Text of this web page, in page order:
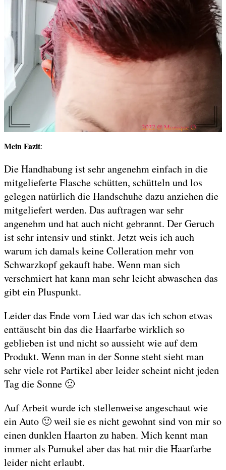
Mein Fazit:
Die Handhabung ist sehr angenehm einfach in die
mitgelieferte Flasche schütten, schütteln und los
gelegen natürlich die Handschuhe dazu anziehen die
mitgeliefert werden. Das auftragen war sehr
angenehm und hat auch nicht gebrannt. Der Geruch
ist sehr intensiv und stinkt. Jetzt weis ich auch
warum ich damals keine Colleration mehr von
Schwarzkopf gekauft habe. Wenn man sich
verschmiert hat kann man sehr leicht abwaschen das
gibt ein Pluspunkt.
Leider das Ende vom Lied war das ich schon etwas
enttäuscht bin das die Haarfarbe wirklich so
geblieben ist und nicht so aussieht wie auf dem
Produkt. Wenn man in der Sonne steht sieht man
sehr viele rot Partikel aber leider scheint nicht jeden
Tag die Sonne 🙁
Auf Arbeit wurde ich stellenweise angeschaut wie
ein Auto 🙂 weil sie es nicht gewohnt sind von mir so
einen dunklen Haarton zu haben. Mich kennt man
immer als Pumukel aber das hat mir die Haarfarbe
leider nicht erlaubt.